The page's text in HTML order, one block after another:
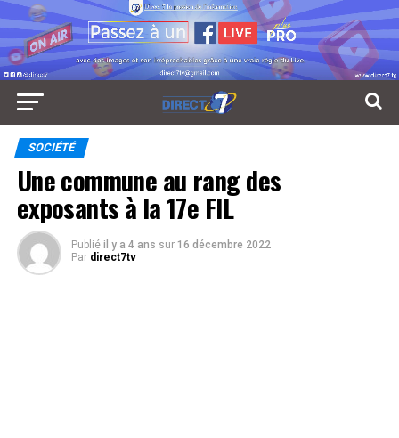
SOCIÉTÉ
Une commune au rang des
exposants à la 17e FIL
Publié il y a 4 ans sur 16 décembre 2022
Par direct7tv